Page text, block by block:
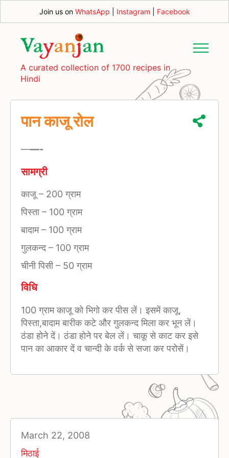
Join us on WhatsApp Instagram Facebook
A curated collection of 1700 recipes in
Hindi
पान काजू रोल
——-
सामग्री
काजू – 200 ग्राम
पिस्ता– 100 ग्राम
बादाम– 100 ग्राम
गुलकन्द– 100 ग्राम
चीनी पिसी– 50 ग्राम
विधि
100 ग्राम काजू को भिगो कर पीस लें। इसमें काजू,
पिस्ता,बादाम बारीक कटे और गुलकन्द मिला कर भून लें।
ठंडा होने दें। ठंडा होने पर बेल लें। चाकू से काट कर इसे
पान का आकार दें व चान्दी के वर्क से सजा कर परोसें।
March 22, 2008
मिठाई